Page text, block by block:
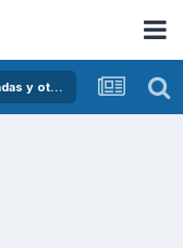
Concentraciones Nacionales, Quedadas, rodadas y otras crónicas del asfalto